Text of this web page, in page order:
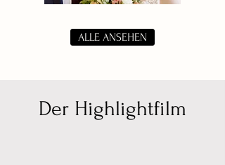
ALLE ANSEHEN
Der Highlightfilm